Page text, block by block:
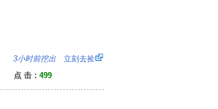
3小时前挖出 立刻去捡
点 击： 499